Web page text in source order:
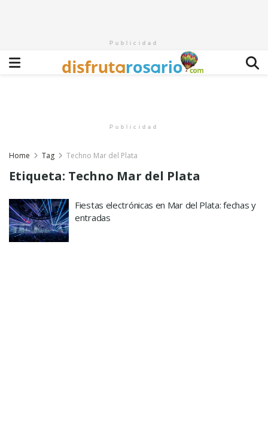
Publicidad
Publicidad
Home Tag Techno Mar del Plata
Etiqueta: Techno Mar del Plata
Fiestas electrónicas en Mar del Plata: fechas y
entradas